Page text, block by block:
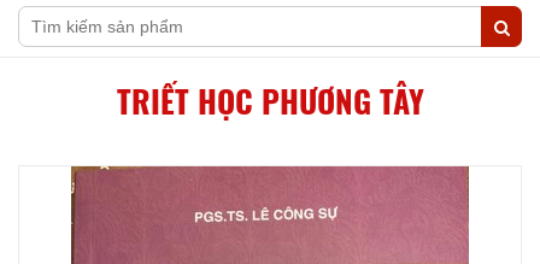
TRIẾT HỌC PHƯƠNG TÂY